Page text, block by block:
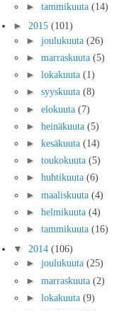
► tammikuuta (14)
► 2015 (101)
► joulukuuta (26)
► marraskuuta (5)
► lokakuuta (1)
► syyskuuta (8)
► elokuuta (7)
► heinäkuuta (5)
► kesäkuuta (14)
► toukokuuta (5)
► huhtikuuta (6)
► maaliskuuta (4)
► helmikuuta (4)
► tammikuuta (16)
▼ 2014 (106)
► joulukuuta (25)
► marraskuuta (2)
► lokakuuta (9)